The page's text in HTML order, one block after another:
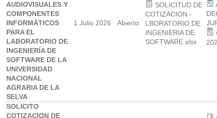
AUDIOVISUALES Y
COMPONENTES
INFORMÁTICOS
PARA EL
LABORATORIO DE
INGENIERÍA DE
SOFTWARE DE LA
UNIVERSIDAD
NACIONAL
AGRARIA DE LA
SELVA
1 Julio 2026 Abierto
SOLICITUD DE
COTIZACION -
LBORATORIO DE
INGENIERIA DE
SOFTWARE.xlsx
SOLICITO
COTIZACION DE